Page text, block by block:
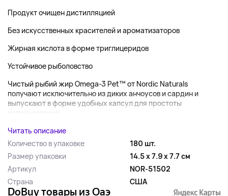
Продукт очищен дистилляцией
Без искусственных красителей и ароматизаторов
Жирная кислота в форме триглицеридов
Устойчивое рыболовство
Чистый рыбий жир Omega-3 Pet™ от Nordic Naturals
получают исключительно из диких анчоусов и сардин и
выпускают в форме удобных капсул для простоты
использования....
Читать описание
Количество в упаковке
180 шт.
Размер упаковки
14.5 x 7.9 x 7.7 см
Артикул
NOR-51502
Страна
США